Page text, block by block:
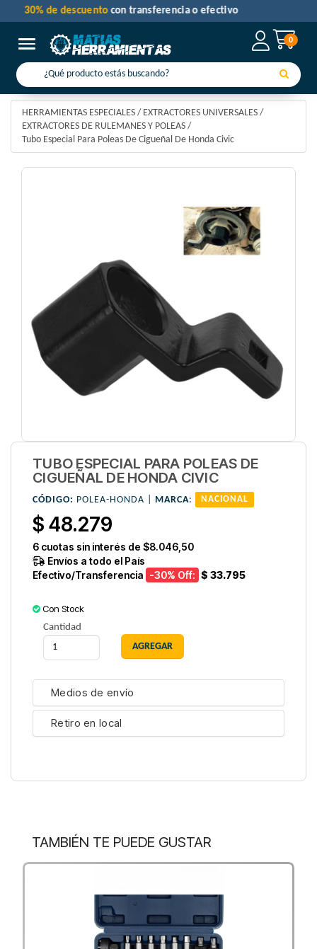
0
Toggle navigation
30% de descuentocon transferencia o efectivo
HERRAMIENTAS ESPECIALES / EXTRACTORES UNIVERSALES /
EXTRACTORES DE RULEMANES Y POLEAS /
Tubo Especial Para Poleas De Cigueñal De Honda Civic
TUBO ESPECIAL PARA POLEAS DE
CIGUEÑAL DE HONDA CIVIC
CÓDIGO: POLEA-HONDA | MARCA: NACIONAL
$ 48.279
6 cuotas sin interés de $8.046,50
Envíos a todo el País
Efectivo/Transferencia -30% Off: $ 33.795
Con Stock
Cantidad
Medios de envío
Retiro en local
TAMBIÉN TE PUEDE GUSTAR